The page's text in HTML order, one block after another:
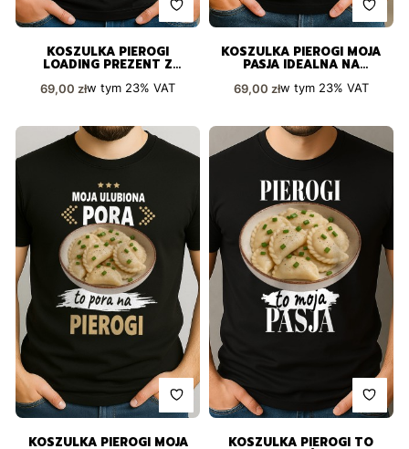
KOSZULKA PIEROGI
LOADING PREZENT Z
Cena brutto
69,00 złw tym 23%VAT
KOSZULKA PIEROGI MOJA
PASJA IDEALNA NA
Cena brutto
69,00 złw tym 23% VAT
KOSZULKA PIEROGI MOJA KOSZULKA PIEROGI TO